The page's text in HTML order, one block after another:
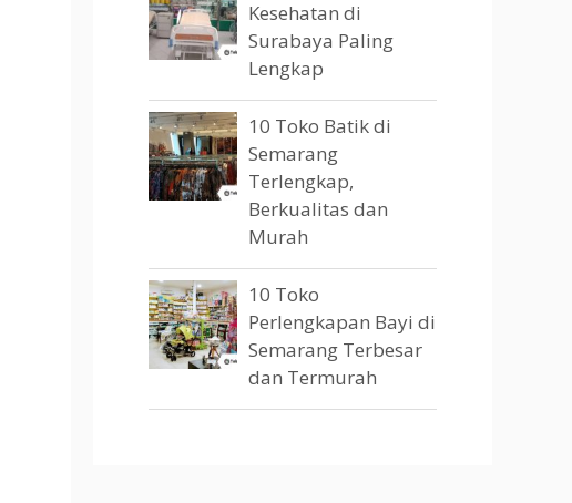
Kesehatan di
Surabaya Paling
Lengkap
10 Toko Batik di
Semarang
Terlengkap,
Berkualitas dan
Murah
10 Toko
Perlengkapan Bayi di
Semarang Terbesar
dan Termurah